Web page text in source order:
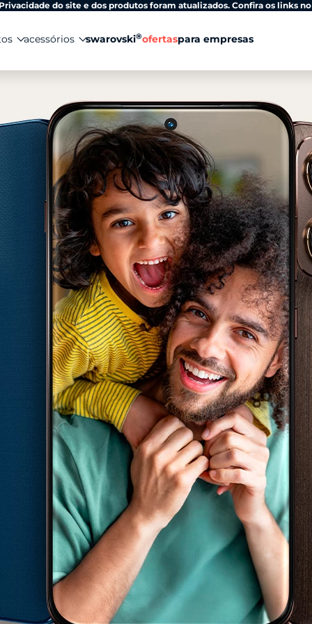
do site e dos produtos foram atualizados. Confira os links
acessórios swarovski®ofertaspara empresas